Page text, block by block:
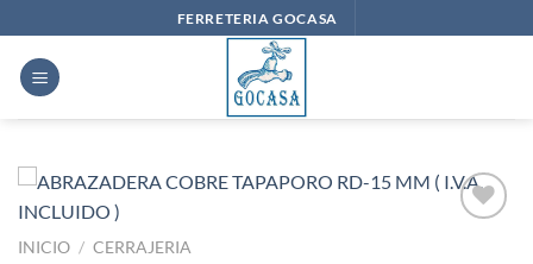
al
contenido
FERRETERIA GOCASA
INICIO / CERRAJERIA